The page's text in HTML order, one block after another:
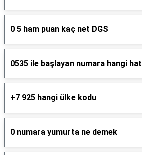
0 5 ham puan kaç net DGS
0535 ile başlayan numara hangi hat
+7 925 hangi ülke kodu
0 numara yumurta ne demek